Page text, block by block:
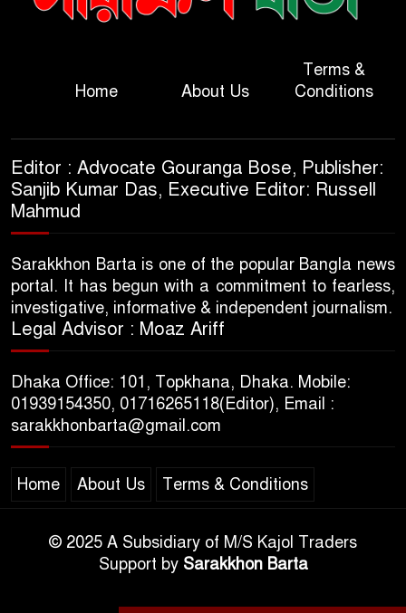
Home About Us
Terms &
Conditions
Editor : Advocate Gouranga Bose, Publisher:
Sanjib Kumar Das, Executive Editor: Russell
Mahmud
Sarakkhon Barta is one of the popular Bangla news
portal. It has begun with a commitment to fearless,
investigative, informative & independent journalism.
Legal Advisor : Moaz Ariff
Dhaka Office: 101, Topkhana, Dhaka. Mobile:
01939154350, 01716265118(Editor), Email :
sarakkhonbarta@gmail.com
Home About Us Terms & Conditions
© 2025 A Subsidiary of M/S Kajol Traders
Support by Sarakkhon Barta